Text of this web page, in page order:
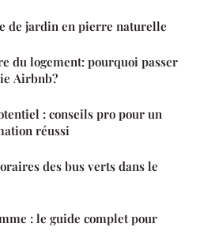
de jardin en pierre naturelle
du logement: pourquoi passer
Airbnb?
: conseils pro pour un
réussi
des bus verts dans le
: le guide complet pour